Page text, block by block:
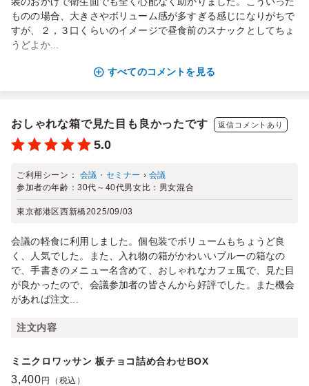
ものの場合、大きさやボリューム感が多すぎる感じになりがちで
すが、２，３口くらいのイメージで昼食前のスナックとしてちょ
うどよか...
すべてのコメントを見る
おしゃれな箱で見た目も良かったです 返信コメントあり
5.0
ご利用シーン： 会議・セミナー › 会議
参加者の年齢：30代～40代男女比： 男女混合
東京都港区西新橋2025/09/03
会議の軽食に利用しました。個包装でボリュームもちょうど良
く、人気でした。また、入れ物の箱がかわいいブルーの箱なの
で、手書きのメニュー名含めて、おしゃれなカフェ風で、見た目
が良かったので、会議参加者の皆さんから好評でした。また機会
があれば注文...
注文内容
ミニクロワッサン 板チョコ詰め合わせBOX
3,400 円（税込）